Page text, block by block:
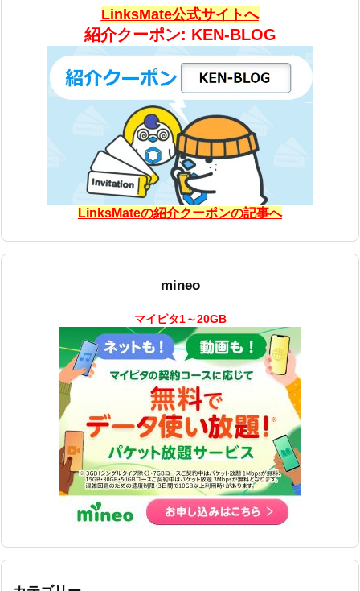
LinksMate公式サイトへ
紹介クーポン: KEN-BLOG
LinksMateの紹介クーポンの記事へ
mineo
マイピタ1～20GB